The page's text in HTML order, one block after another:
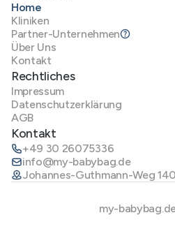
Home
Kliniken
Partner-Unternehmen
Über Uns
Kontakt
Rechtliches
Impressum
Datenschutzerklärung
AGB
Kontakt
+49 30 26075336
info@my-babybag.de
Johannes-Guthmann-Weg
my-